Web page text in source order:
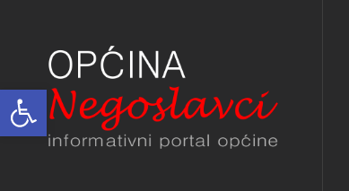
Open toolbar